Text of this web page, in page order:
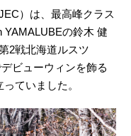
）は、最高峰クラス
YAMALUBEの鈴木 健
2戦北海道ルスツ
ビューウィンを飾る
ていました。